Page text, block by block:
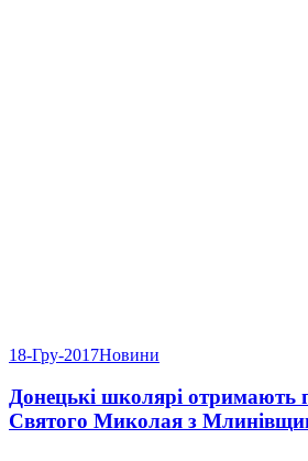
18-Гру-2017Новини
Донецькі школярі отримають
Святого Миколая з